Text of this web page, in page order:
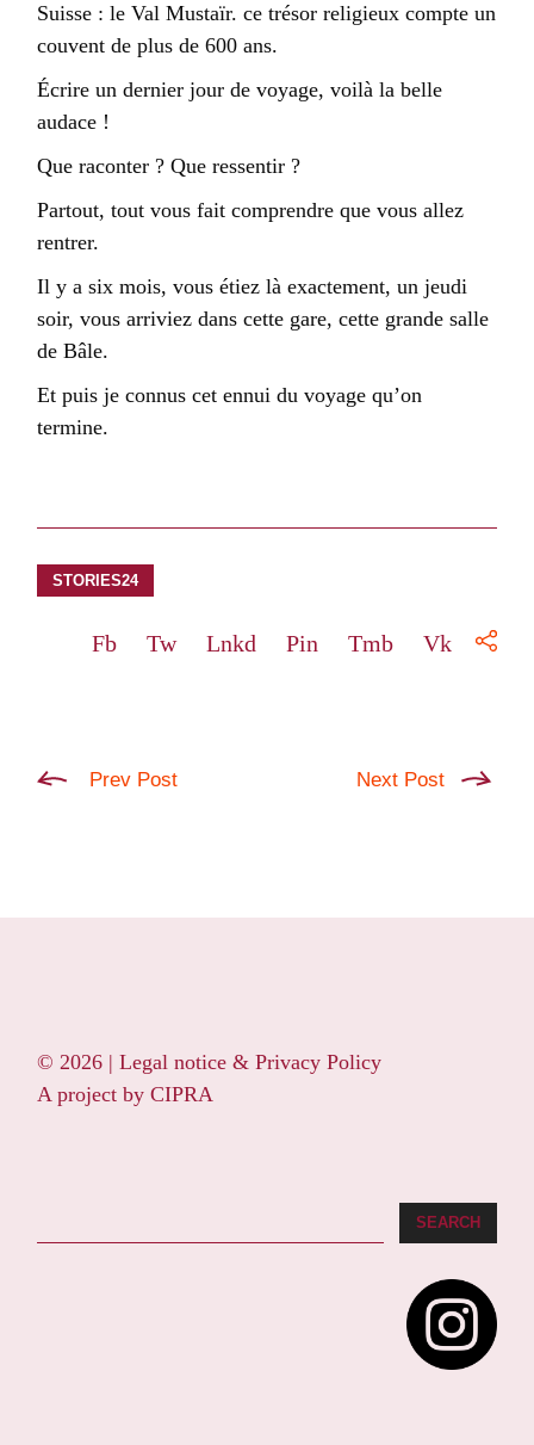
Suisse : le Val Mustaïr. ce trésor religieux compte un
couvent de plus de 600 ans.
Écrire un dernier jour de voyage, voilà la belle
audace !
Que raconter ? Que ressentir ?
Partout, tout vous fait comprendre que vous allez
rentrer.
Il y a six mois, vous étiez là exactement, un jeudi
soir, vous arriviez dans cette gare, cette grande salle
de Bâle.
Et puis je connus cet ennui du voyage qu’on
termine.
STORIES24
Fb Tw Lnkd Pin Tmb Vk
Prev Post Next Post
© 2026 |Legal notice & Privacy Policy
A project byCIPRA
SEARCH